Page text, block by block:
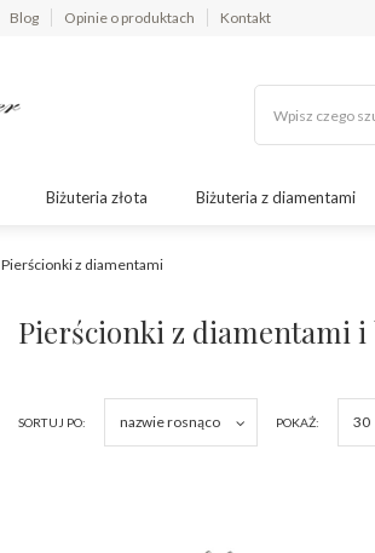
Blog Opinie o produktach Kontakt
Biżuteria złota Biżuteria z diamentami
Pierścionki z diamentami
Pierścionki z diamentami
SORTUJ PO: nazwie rosnąco POKAŻ: 30